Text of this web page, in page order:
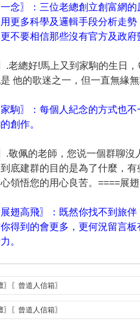
念〗：三位老總創立創富網的
用更多科學及邏輯手段分析走
不要相信那些沒有官方及政府
.老總好!馬上又到家駒的生日
他的歌迷之一，但一直無緣
駒〗：每個人紀念的方式也
創作。
.敬佩的老師，您说一個群聊
底建群的目的是為了什麼，
領悟您的用心良苦。====展
翅高飛〗：既然你找不到旅伴
得到的會更多，更何況留言
。
〖曾道人信箱〗
〖曾道人信箱〗